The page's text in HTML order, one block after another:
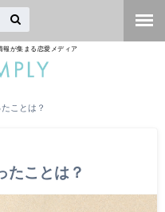
報が集まる恋愛メディア
ことは？
たことは？